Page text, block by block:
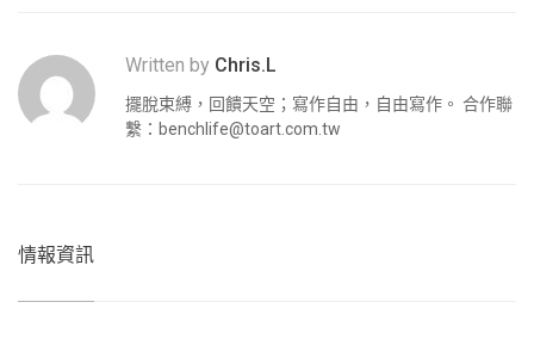
Written by Chris.L
擺脫束縛，回饋天空；寫作自由，自由寫作。 合作聯
繫： benchlife@toart.com.tw
情報資訊